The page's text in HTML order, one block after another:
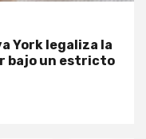
York legaliza la
bajo un estricto